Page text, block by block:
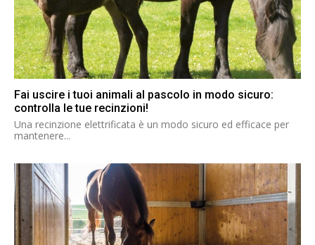
Fai uscire i tuoi animali al pascolo in modo sicuro:
controlla le tue recinzioni!
Una recinzione elettrificata è un modo sicuro ed efficace per
mantenere...